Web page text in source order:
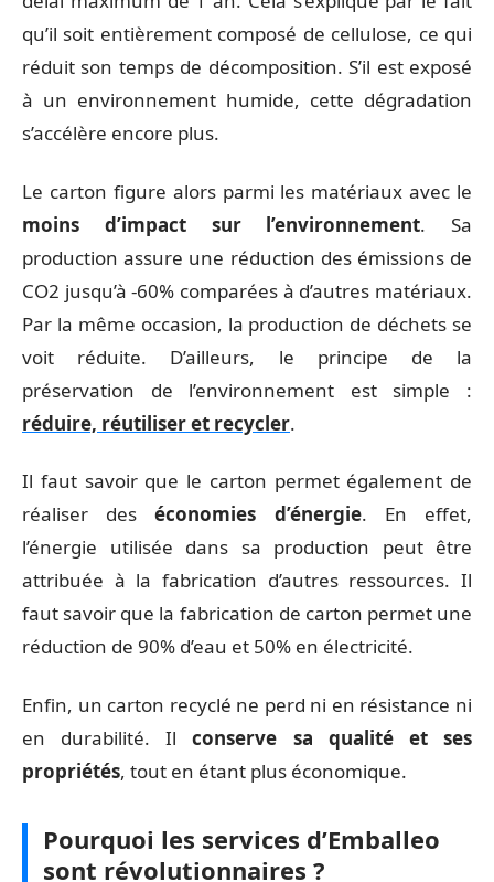
qu’il soit entièrement composé de cellulose, ce qui
réduit son temps de décomposition. S’il est exposé
à un environnement humide, cette dégradation
s’accélère encore plus.
Le carton figure alors parmi les matériaux avec le
moins d’impact sur l’environnement. Sa
production assure une réduction des émissions de
CO2 jusqu’à -60% comparées à d’autres matériaux.
Par la même occasion, la production de déchets se
voit réduite. D’ailleurs, le principe de la
préservation de l’environnement est simple :
réduire, réutiliser et recycler.
Il faut savoir que le carton permet également de
réaliser deséconomies d’énergie. En effet,
l’énergie utilisée dans sa production peut être
attribuée à la fabrication d’autres ressources. Il
faut savoir que la fabrication de carton permet une
réduction de 90% d’eau et 50% en électricité.
Enfin, un carton recyclé ne perd ni en résistance ni
en durabilité. Ilconserve sa qualité et ses
propriétés, tout en étant plus économique.
Pourquoi les services d’Emballeo
sont révolutionnaires ?